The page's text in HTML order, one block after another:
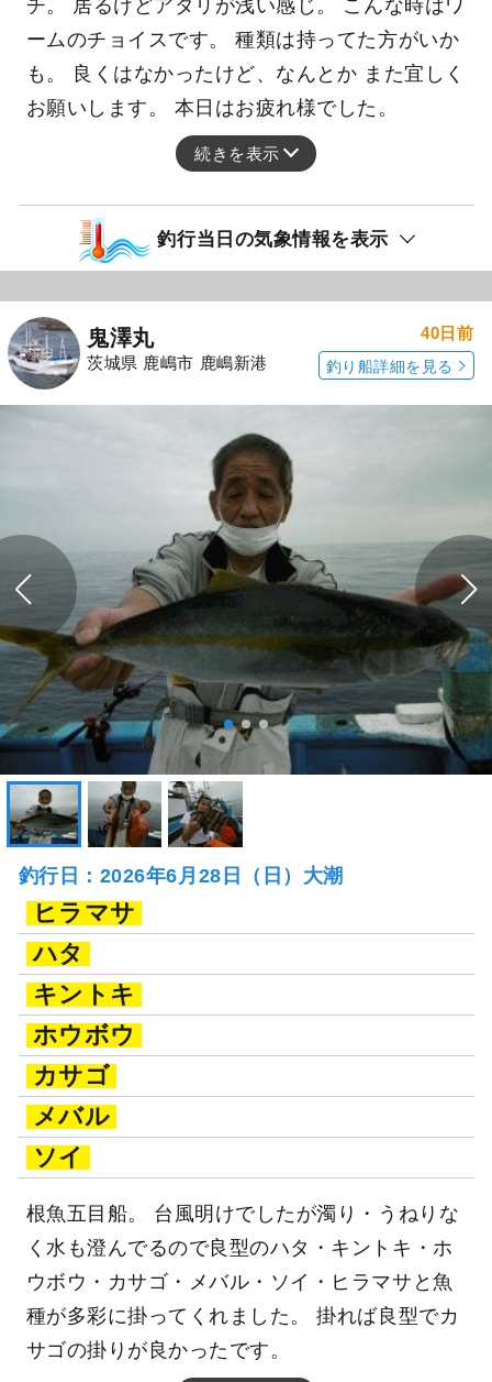
チ。 居るけどアタリが浅い感じ。 こんな時はワ
ームのチョイスです。 種類は持ってた方がいか
も。 良くはなかったけど、なんとか また宜しく
お願いします。 本日はお疲れ様でした。
続きを表示
釣行当日の気象情報を表示
鬼澤丸
茨城県 鹿嶋市 鹿嶋新港
40日前
釣り船詳細を見る
釣行日：2026年6月28日（日）大潮
ヒラマサ
ハタ
キントキ
ホウボウ
カサゴ
メバル
ソイ
根魚五目船。 台風明けでしたが濁り・うねりな
く水も澄んでるので良型のハタ・キントキ・ホ
ウボウ・カサゴ・メバル・ソイ・ヒラマサと魚
種が多彩に掛ってくれました。 掛れば良型でカ
サゴの掛りが良かったです。